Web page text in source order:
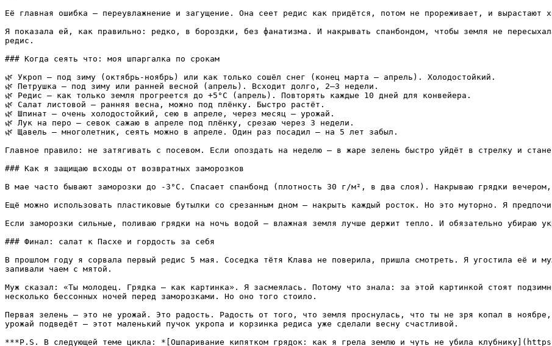
Её главная ошибка — переувлажнение и загущение. Она сеет редис как придётся, потом не прореживает, и вырастают
Я показала ей, как правильно: редко, в бороздки, без фанатизма. И накрывать спанбондом, чтобы земля не
редис.
### Когда сеять что: моя шпаргалка по срокам
🌿 Укроп — под зиму (октябрь-ноябрь) или как только сошёл снег (конец марта — апрель). Холодостойкий.
🌿 Петрушка — под зиму или ранней весной (апрель). Всходит долго, 2–3 недели.
🌿 Редис — как только земля прогреется до +5°С (апрель). Повторять каждые 10 дней для конвейера.
🌿 Салат листовой — ранняя весна, можно под плёнку. Быстро растёт.
🌿 Шпинат — очень холодостойкий, сею в апреле, через месяц — урожай.
🌿 Лук на перо — севок сажаю в апреле под плёнку, срезаю через 3 недели.
🌿 Щавель — многолетник, сеять можно в апреле. Один раз посадил — на 5 лет забыл.
Главное правило: не затягивать с посевом. Если опоздать на неделю — в жаре зелень быстро уйдёт в стрелку и
### Как я защищаю всходы от возвратных заморозков
В мае часто бывают заморозки до -3°С. Спасает спанбонд (плотность 30 г/м², в два слоя). Накрываю грядки
Ещё можно использовать пластиковые бутылки со срезанным дном — накрыть каждый росток. Но это муторно. Я
Если заморозки сильные, поливаю грядки на ночь водой — влажная земля лучше держит тепло. И обязательно убираю
### Финал: салат к Пасхе и гордость за себя
В прошлом году я сорвала первый редис 5 мая. Соседка тётя Клава не поверила, пришла смотреть. Я угостила её и
запивали чаем с мятой.
Муж сказал: «Ты молодец. Грядка — как картинка». Я засмеялась. Потому что знала: за этой картинкой стоят
несколько бессонных ночей перед заморозками. Но оно того стоило.
Первая зелень — это не урожай. Это радость. Радость от того, что земля проснулась, что ты не зря копал в
урожай подведёт — этот маленький пучок укропа и корзинка редиса уже сделали весну счастливой.
***P.S. В следующей теме цикла: *[Ошпаривание кипятком грядок: как я грела землю и чуть не убила